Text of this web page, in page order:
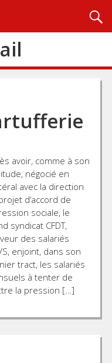
avoir, comme à son
négocié en
avec la direction
d’accord de
sociale, le
syndicat CFDT,
des salariés
enjoint, dans son
tract, les salariés
à tenter de
la pression […]